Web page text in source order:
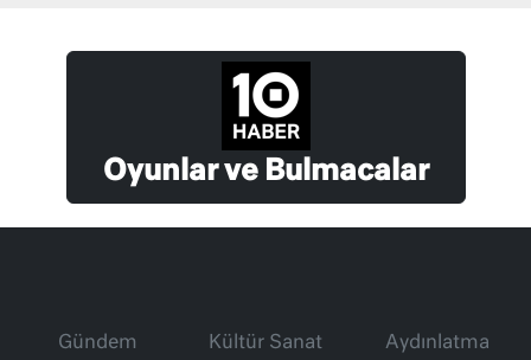
Oyunlar ve Bulmacalar
Gündem
Kültür Sanat
Aydınlatma